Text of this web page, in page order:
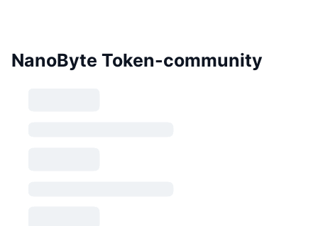
NanoByte Token-community